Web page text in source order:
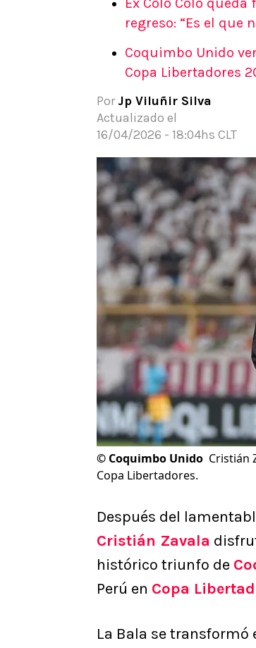
Pronósticos
Apuesta del día
regreso: “Es el que
Coquimbo Unido
Copa Libertadores
Por Jp Viluñir Silva
Actualizado el
16/04/2026 - 18:04hs CLT
© Coquimbo Unido Cristián
Copa Libertadores.
Después del
Cristián Zavala
histórico triunfo de
Perú en Copa
La Bala se